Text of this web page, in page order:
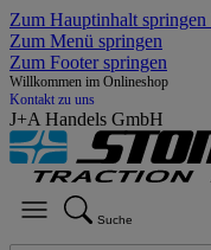
Zum Hauptinhalt springen
Zum Menü springen
Zum Footer springen
Willkommen im Onlineshop
Kontakt zu uns
J+A Handels GmbH
Suche